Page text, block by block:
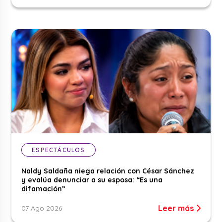
ESPECTÁCULOS
Naldy Saldaña niega relación con César Sánchez
y evalúa denunciar a su esposa: “Es una
difamación”
07 Ago 2026 Leer más